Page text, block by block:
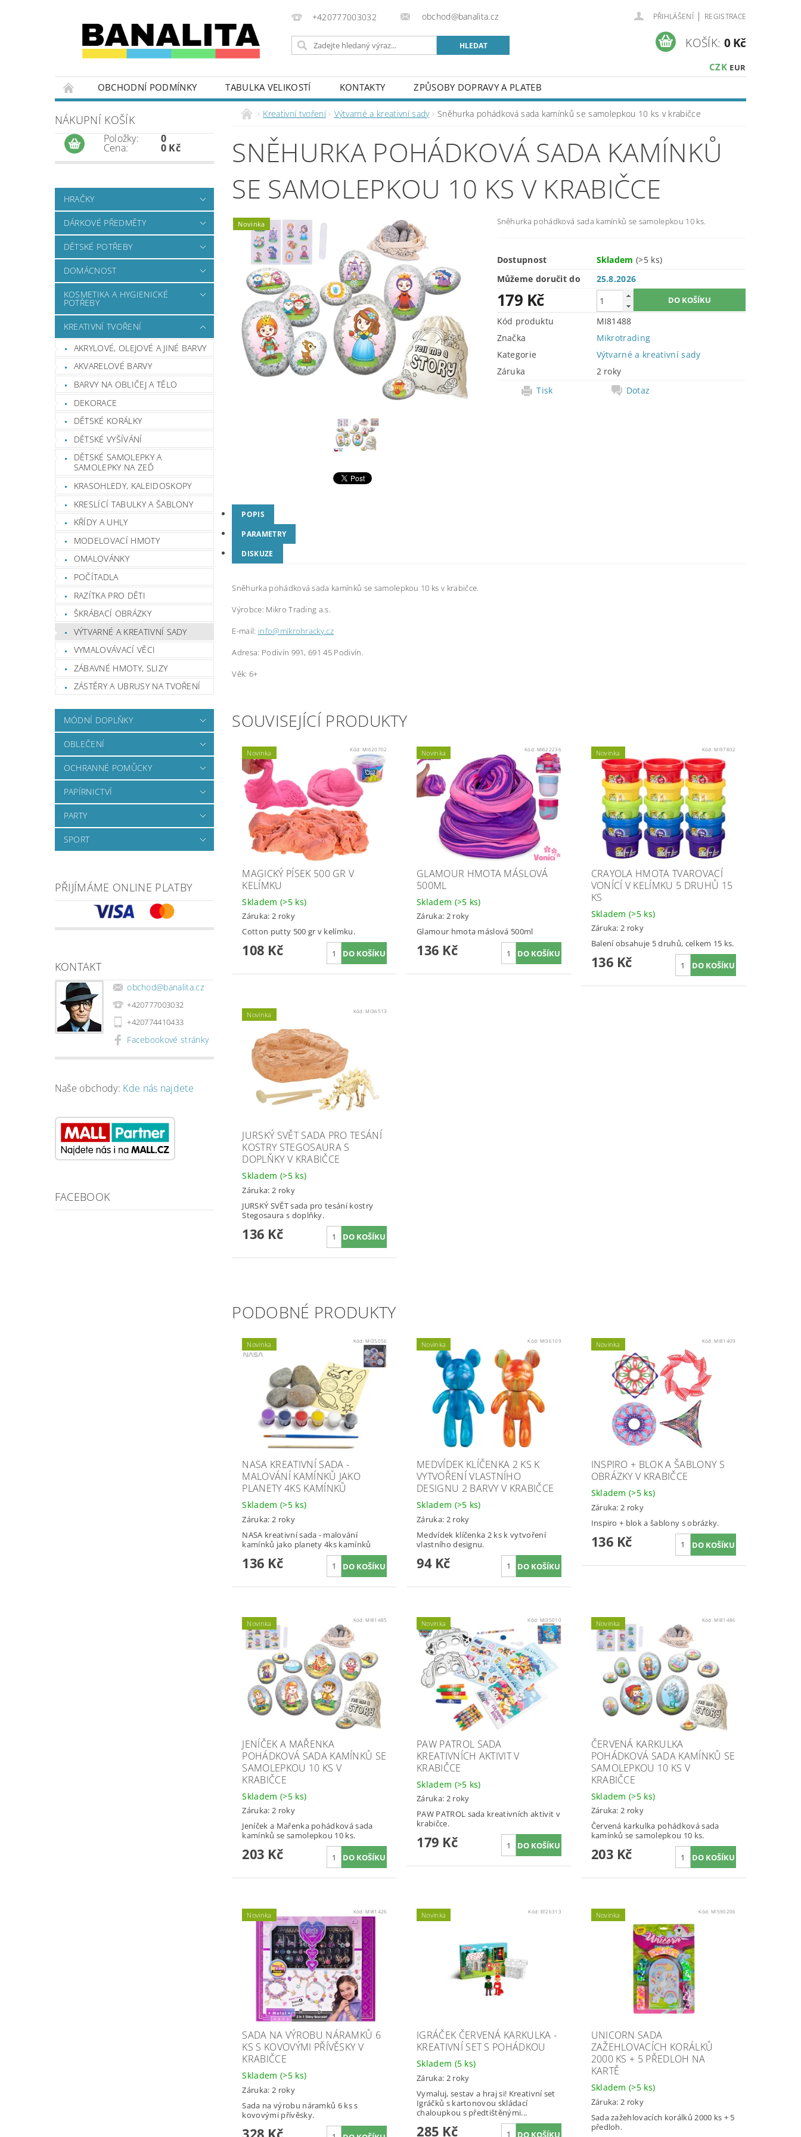
+420777003032 obchod@banalita.cz PŘIHLÁŠENÍ | REGISTRACE
CZK EUR
KOŠÍK: 0 Kč
OBCHODNÍ PODMÍNKY TABULKA VELIKOSTÍ KONTAKTY ZPŮSOBY DOPRAVY A PLATEB
NÁKUPNÍ KOŠÍK
Položky:
Cena:
0
0 Kč
HRAČKY
DÁRKOVÉ PŘEDMĚTY
DĚTSKÉ POTŘEBY
DOMÁCNOST
KOSMETIKA A HYGIENICKÉ
POTŘEBY
KREATIVNÍ TVOŘENÍ
AKRYLOVÉ, OLEJOVÉ A JINÉ BARVY
AKVARELOVÉ BARVY
BARVY NA OBLIČEJ A TĚLO
DEKORACE
DĚTSKÉ KORÁLKY
DĚTSKÉ VYŠÍVÁNÍ
DĚTSKÉ SAMOLEPKY A
SAMOLEPKY NA ZEĎ
KRASOHLEDY, KALEIDOSKOPY
KRESLÍCÍ TABULKY A ŠABLONY
KŘÍDY A UHLY
MODELOVACÍ HMOTY
OMALOVÁNKY
POČÍTADLA
RAZÍTKA PRO DĚTI
ŠKRÁBACÍ OBRÁZKY
VÝTVARNÉ A KREATIVNÍ SADY
VYMALOVÁVACÍ VĚCI
ZÁBAVNÉ HMOTY, SLIZY
ZÁSTĚRY A UBRUSY NA TVOŘENÍ
MÓDNÍ DOPLŇKY
OBLEČENÍ
OCHRANNÉ POMŮCKY
PAPÍRNICTVÍ
PARTY
SPORT
PŘIJÍMÁME ONLINE PLATBY
KONTAKT
obchod@banalita.cz
+420777003032
+420774410433
Facebookové stránky
Naše obchody: Kde nás najdete
FACEBOOK
Kreativní tvoření Výtvarné a kreativní sady Sněhurka pohádková sada kamínků se samolepkou 10 ks v krabičce
SNĚHURKA POHÁDKOVÁ SADA KAMÍNKŮ
SE SAMOLEPKOU 10 KS V KRABIČCE
Novinka Sněhurka pohádková sada kamínků se samolepkou 10 ks.
Dostupnost Skladem(>5 ks)
Můžeme doručit do
25.8.2026
179 Kč
Kód produktu
MI81488
Značka
Mikrotrading
Kategorie
Výtvarné a kreativní sady
Záruka
2 roky
Tisk
Dotaz
POPIS
PARAMETRY
DISKUZE
Sněhurka pohádková sada kamínků se samolepkou 10 ks v krabičce.
Výrobce: Mikro Trading a.s.
E-mail: info@mikrohracky.cz
Adresa: Podivín 991, 691 45 Podivín.
Věk: 6+
SOUVISEJÍCÍ PRODUKTY
Novinka Kód: MI620702
MAGICKÝ PÍSEK 500 GR V
KELÍMKU
Skladem (>5 ks)
Záruka: 2 roky
Cotton putty 500 gr v kelímku.
108 Kč
Novinka Kód: MI622236
GLAMOUR HMOTA MÁSLOVÁ
500ML
Skladem (>5 ks)
Záruka: 2 roky
Glamour hmota máslová 500ml
136 Kč
Novinka Kód:MI97802
CRAYOLA HMOTA TVAROVACÍ
VONÍCÍ V KELÍMKU 5 DRUHŮ 15
KS
Skladem(>5 ks)
Záruka: 2 roky
Balení obsahuje 5 druhů, celkem 15 ks.
136 Kč
Novinka Kód:MI36513
JURSKÝ SVĚT SADA PRO TESÁNÍ
KOSTRY STEGOSAURA S
DOPLŇKY V KRABIČCE
Skladem (>5 ks)
Záruka: 2 roky
JURSKÝ SVĚT sada pro tesání kostry
Stegosaura s doplňky.
136 Kč
PODOBNÉ PRODUKTY
Novinka Kód:MI35056
NASA KREATIVNÍ SADA -
MALOVÁNÍ KAMÍNKŮ JAKO
PLANETY 4KS KAMÍNKŮ
Skladem (>5 ks)
Záruka: 2 roky
NASA kreativní sada - malování
kamínků jako planety 4ks kamínků
136 Kč
Novinka Kód: MI36109
MEDVÍDEK KLÍČENKA 2 KS K
VYTVOŘENÍ VLASTNÍHO
DESIGNU 2 BARVY V KRABIČCE
Skladem (>5 ks)
Záruka: 2 roky
Medvídek klíčenka 2 ks k vytvoření
vlastního designu.
94 Kč
Novinka Kód:MI81409
INSPIRO + BLOK A ŠABLONY S
OBRÁZKY V KRABIČCE
Skladem(>5 ks)
Záruka: 2 roky
Inspiro + blok a šablony s obrázky.
136 Kč
Novinka Kód:MI81485
JENÍČEK A MAŘENKA
POHÁDKOVÁ SADA KAMÍNKŮ SE
SAMOLEPKOU 10 KS V
KRABIČCE
Skladem (>5 ks)
Záruka: 2 roky
Jeníček a Mařenka pohádková sada
kamínků se samolepkou 10 ks.
203 Kč
Novinka Kód: MI35010
PAW PATROL SADA
KREATIVNÍCH AKTIVIT V
KRABIČCE
Skladem (>5 ks)
Záruka: 2 roky
PAW PATROL sada kreativních aktivit v
krabičce.
179 Kč
Novinka Kód:MI81486
ČERVENÁ KARKULKA
POHÁDKOVÁ SADA KAMÍNKŮ SE
SAMOLEPKOU 10 KS V
KRABIČCE
Skladem(>5 ks)
Záruka: 2 roky
Červená karkulka pohádková sada
kamínků se samolepkou 10 ks.
203 Kč
Novinka Kód:MI81426
SADA NA VÝROBU NÁRAMKŮ 6
KS S KOVOVÝMI PŘÍVĚSKY V
KRABIČCE
Skladem (>5 ks)
Záruka: 2 roky
Sada na výrobu náramků 6 ks s
kovovými přívěsky.
328 Kč
Novinka Kód: EF26313
IGRÁČEK ČERVENÁ KARKULKA -
KREATIVNÍ SET S POHÁDKOU
Skladem (5 ks)
Záruka: 2 roky
Vymaluj, sestav a hraj si! Kreativní set
Igráčků s kartonovou skládací
chaloupkou s předtištěnými...
285 Kč
Novinka Kód:MI590206
UNICORN SADA
ZAŽEHLOVACÍCH KORÁLKŮ
2000 KS + 5 PŘEDLOH NA
KARTĚ
Skladem(>5 ks)
Záruka: 2 roky
Sada zažehlovacích korálků 2000 ks + 5
předloh.